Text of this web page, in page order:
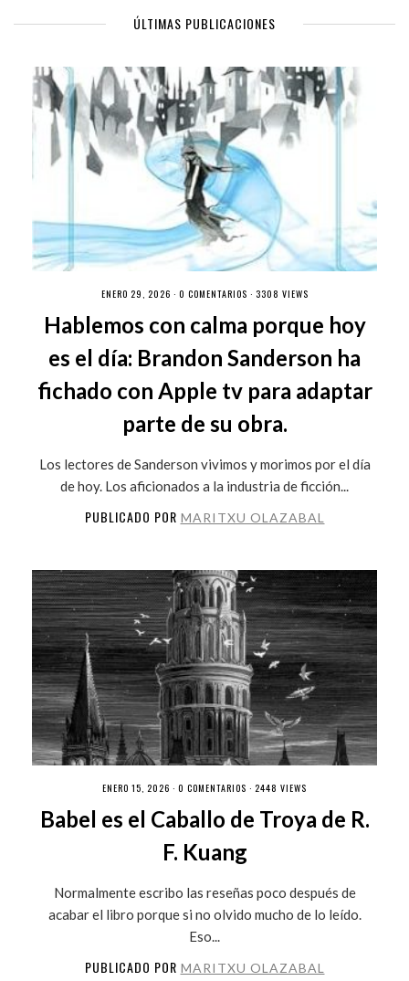
ÚLTIMAS PUBLICACIONES
ENERO 29, 2026 · 0 COMENTARIOS · 3308 VIEWS
Hablemos con calma porque hoy
es el día: Brandon Sanderson ha
fichado con Apple tv para adaptar
parte de su obra.
Los lectores de Sanderson vivimos y morimos por el día
de hoy. Los aficionados a la industria de ficción...
PUBLICADO POR MARITXU OLAZABAL
ENERO 15, 2026 · 0 COMENTARIOS · 2448 VIEWS
Babel es el Caballo de Troya de R.
F. Kuang
Normalmente escribo las reseñas poco después de
acabar el libro porque si no olvido mucho de lo leído.
Eso...
PUBLICADO POR MARITXU OLAZABAL